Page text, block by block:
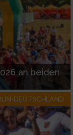
an beiden
DEUTSCHLAND